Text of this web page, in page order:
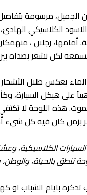
الجميل، مرسومة
الاسود الكلاسيكي
أمامها، رجلان ،
لكن نشعر بصداه
يعكس ظلال الأشجار
على هيكل السيارة،
هذه اللوحة لا
بزمن كان فيه كل شيء
الكلاسيكية،
تنطق بالحياة،
بايام الشباب او